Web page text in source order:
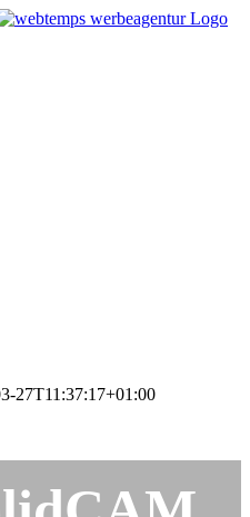
27T11:37:17+01:00